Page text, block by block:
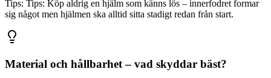
Tips: Tips: Köp aldrig en hjälm som känns lös – innerfodret formar
sig något men hjälmen ska alltid sitta stadigt redan från start.
Material och hållbarhet – vad skyddar bäst?